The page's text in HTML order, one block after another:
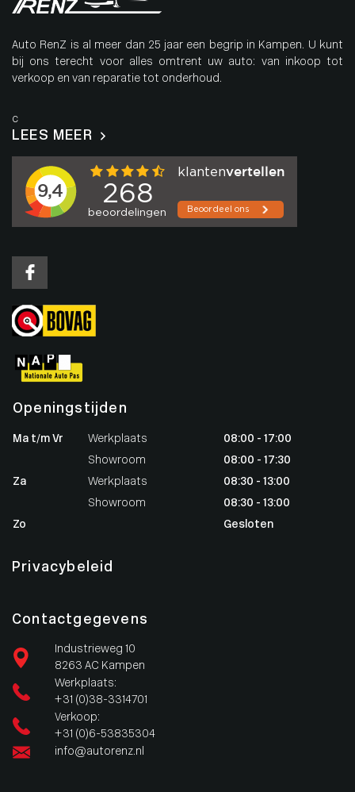
Auto RenZ is al meer dan 25 jaar een begrip in Kampen. U kunt
bij ons terecht voor alles omtrent uw auto: van inkoop tot
verkoop en van reparatie tot onderhoud.
c
LEES MEER
Openingstijden
Ma t/m Vr
Werkplaats
Showroom
Za
Werkplaats
Showroom
Zo
08:00 - 17:00
08:00 - 17:30
08:30 - 13:00
08:30 - 13:00
Gesloten
Privacybeleid
Contactgegevens
Industrieweg 10
8263 AC Kampen
Werkplaats:
+31 (0)38-3314701
Verkoop:
+31 (0)6-53835304
info@autorenz.nl